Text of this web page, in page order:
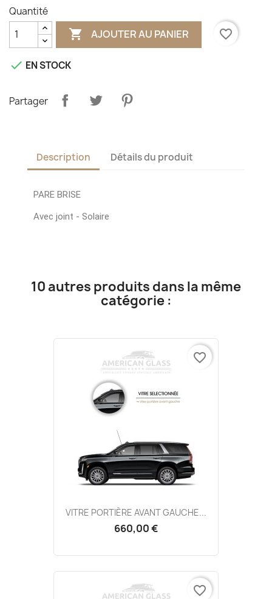
Quantité
 AJOUTER AU PANIER favorite_border
 EN STOCK
Partager
Description Détails du produit
PARE BRISE
Avec joint - Solaire
10 autres produits dans la même
catégorie :
VITRE PORTIÈRE AVANT GAUCHE...
660,00 €
favorite_border
favorite_border